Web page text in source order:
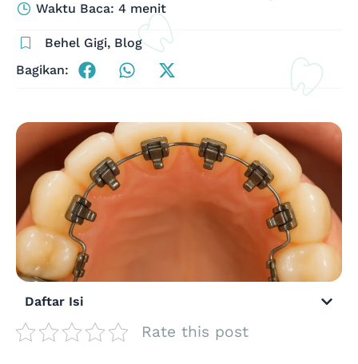
Waktu Baca: 4 menit
Behel Gigi, Blog
Bagikan:
Daftar Isi
Rate this post